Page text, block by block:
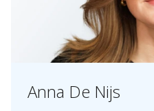
Anna De Nijs